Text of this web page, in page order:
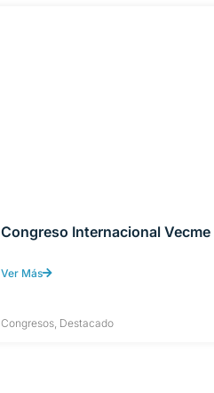
Congreso Internacional Vecme
Ver Más
Congresos, Destacado